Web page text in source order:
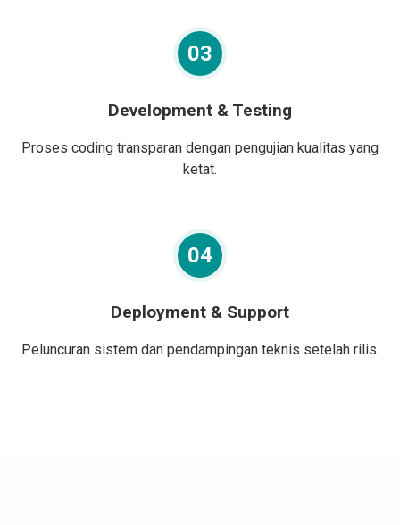
03
Development & Testing
Proses coding transparan dengan pengujian kualitas yang
ketat.
04
Deployment & Support
Peluncuran sistem dan pendampingan teknis setelah rilis.